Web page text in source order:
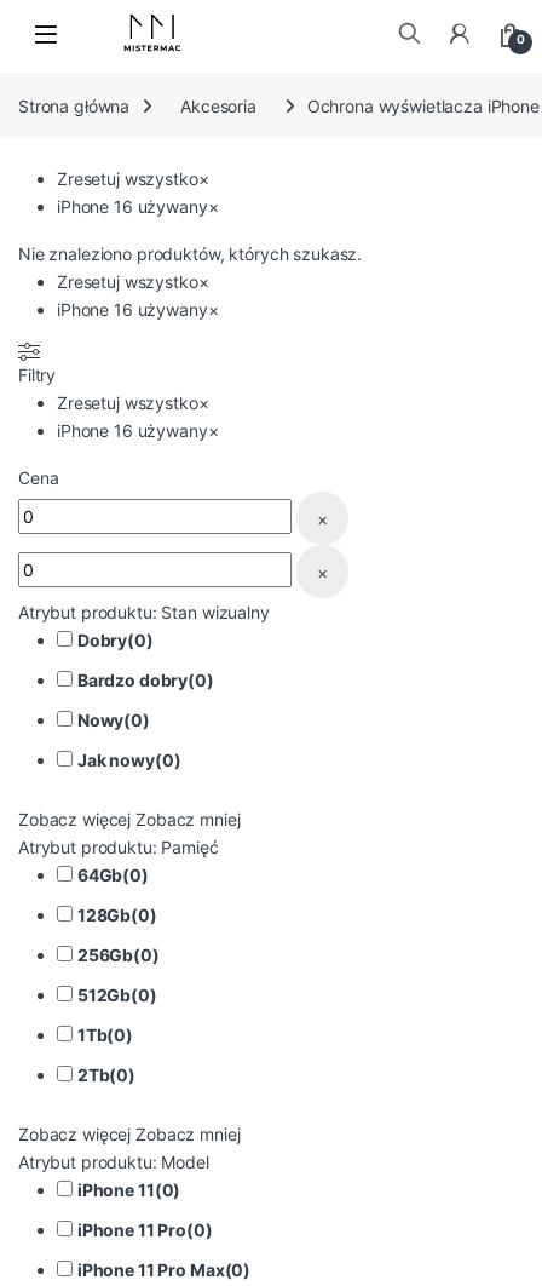
Skip to navigation
0
Strona główna
Akcesoria Ochrona wyświetlacza iPhone
Zresetuj wszystko×
iPhone 16 używany×
Nie znaleziono produktów, których szukasz.
Zresetuj wszystko×
iPhone 16 używany×
Filtry
Zresetuj wszystko×
iPhone 16 używany×
Cena
×
×
Atrybut produktu: Stan wizualny
Dobry(0)
Bardzo dobry(0)
Nowy(0)
Jak nowy(0)
Zobacz więcej Zobacz mniej
Atrybut produktu: Pamięć
64Gb(0)
128Gb(0)
256Gb(0)
512Gb(0)
1Tb(0)
2Tb(0)
Zobacz więcej Zobacz mniej
Atrybut produktu: Model
iPhone 11(0)
iPhone 11 Pro(0)
iPhone 11 Pro Max(0)